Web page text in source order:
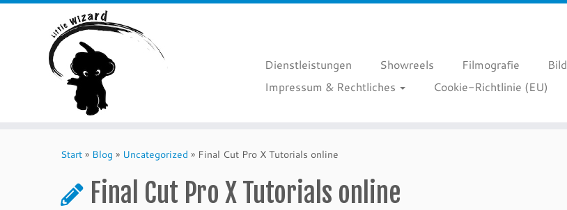
Dienstleistungen Showreels Filmografie
Impressum & Rechtliches
Cookie-Richtlinie (EU)
Start » Blog » Uncategorized » Final Cut Pro X Tutorials online
Final Cut Pro X Tutorials online